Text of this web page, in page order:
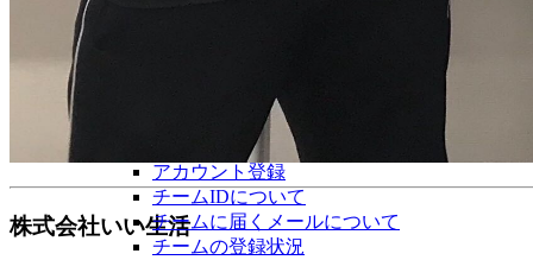
アカウント登録
チームIDについて
チームに届くメールについて
チームの登録状況
株式会社いい生活